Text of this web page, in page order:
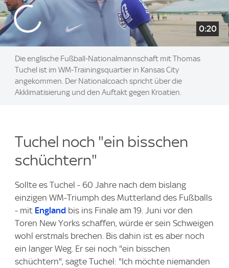
0:20
Die englische Fußball-Nationalmannschaft mit Thomas
Tuchel ist im WM-Trainingsquartier in Kansas City
angekommen. Der Nationalcoach spricht über die
Akklimatisierung und den Auftakt gegen Kroatien.
Tuchel noch "ein bisschen
schüchtern"
Sollte es Tuchel - 60 Jahre nach dem bislang
einzigen WM-Triumph des Mutterland des Fußballs
- mit England bis ins Finale am 19. Juni vor den
Toren New Yorks schaffen, würde er sein Schweigen
wohl erstmals brechen. Bis dahin ist es aber noch
ein langer Weg. Er sei noch "ein bisschen
schüchtern", sagte Tuchel: "Ich möchte niemanden